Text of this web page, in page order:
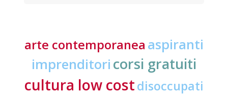
arte contemporanea aspiranti
imprenditori corsi gratuiti
cultura low costdisoccupati